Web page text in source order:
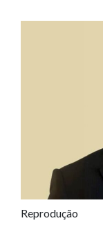
Reprodução